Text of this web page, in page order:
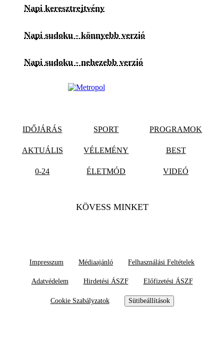
Napi keresztrejtvény
Napi sudoku - könnyebb verzió
Napi sudoku - nehezebb verzió
IDŐJÁRÁS SPORT PROGRAMOK
AKTUÁLIS VÉLEMÉNY BEST
0-24 ÉLETMÓD VIDEÓ
KÖVESS MINKET
Impresszum Médiaajánló Felhasználási Feltételek
Adatvédelem Hirdetési ÁSZF Előfizetési ÁSZF
Cookie Szabályzatok Sütibeállítások